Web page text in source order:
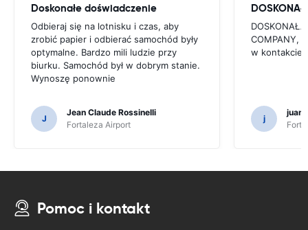
Doskonałe doświadczenie
Odbieraj się na lotnisku i czas, aby
zrobić papier i odbierać samochód były
optymalne. Bardzo mili ludzie przy
biurku. Samochód był w dobrym stanie.
Wynoszę ponownie
J
Jean Claude Rossinelli
Fortaleza Airport
COMPANY,
w kontakcie,
j
juan
Pomoc i kontakt